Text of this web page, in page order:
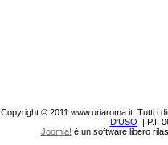
Copyright © 2011 www.uriaroma.it. Tutti i
D'USO || P.I.
Joomla! è un software libero